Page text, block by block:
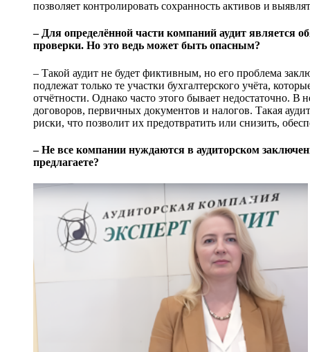
позволяет контролировать сохранность активов и
– Для определённой части компаний аудит является
проверки. Но это ведь может быть опасным?
– Такой аудит не будет фиктивным, но его проблема
подлежат только те участки бухгалтерского учёта,
отчётности. Однако часто этого бывает недостаточно.
договоров, первичных документов и налогов. Такая
риски, что позволит их предотвратить или снизить,
– Не все компании нуждаются в аудиторском
предлагаете?